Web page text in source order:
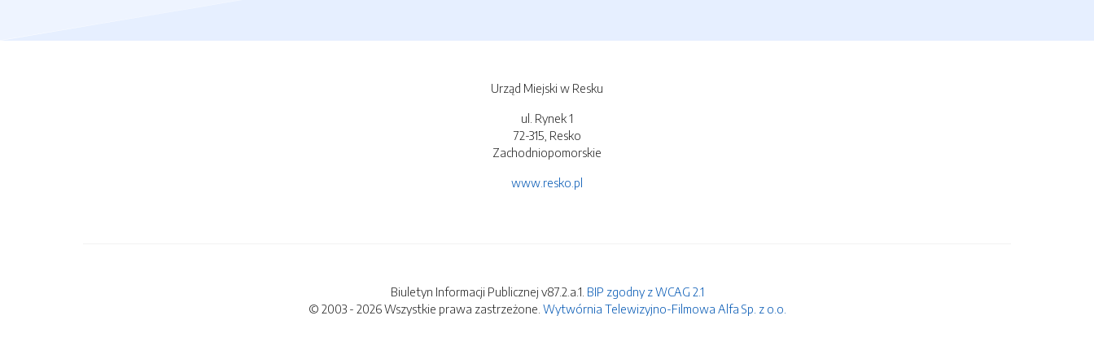
Urząd Miejski w Resku
ul. Rynek 1
72-315, Resko
Zachodniopomorskie
www.resko.pl
Biuletyn Informacji Publicznej v87.2.a.1. BIP zgodny z WCAG 2.1
© 2003 - 2026 Wszystkie prawa zastrzeżone. Wytwórnia Telewizyjno-Filmowa Alfa Sp. z o.o.